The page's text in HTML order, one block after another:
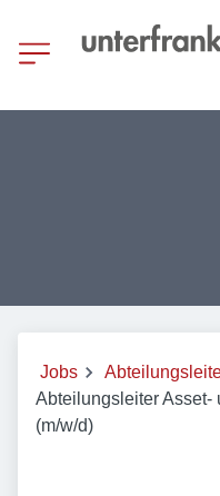
Jobs
Abteilungsleiter Asset-
(m/w/d)